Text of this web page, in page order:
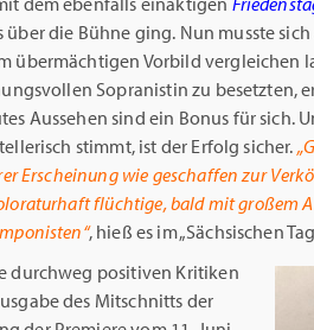
die Bühne ging. Nun musste sich
übermächtigen Vorbild vergleichen
Sopranistin zu besetzten,
Aussehen sind ein Bonus für sich.
stimmt, ist der Erfolg sicher.
Erscheinung wie geschaffen zur
flüchtige, bald mit großem
, hieß es im „Sächsischen
durchweg positiven Kritiken
des Mitschnitts der